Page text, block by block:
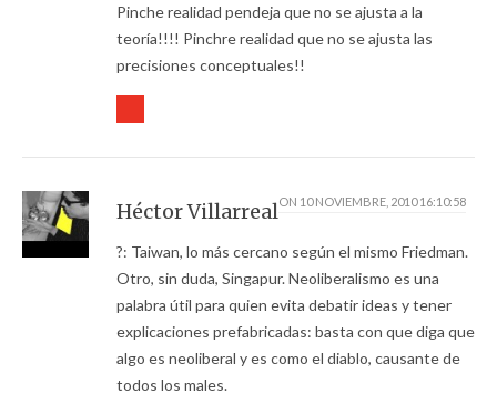
Pinche realidad pendeja que no se ajusta a la
teoría!!!! Pinchre realidad que no se ajusta las
precisiones conceptuales!!
Héctor VillarrealON 10 NOVIEMBRE, 2010 16:10:58
?: Taiwan, lo más cercano según el mismo Friedman.
Otro, sin duda, Singapur. Neoliberalismo es una
palabra útil para quien evita debatir ideas y tener
explicaciones prefabricadas: basta con que diga que
algo es neoliberal y es como el diablo, causante de
todos los males.